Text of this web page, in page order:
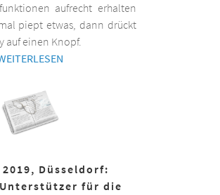
aufrecht erhalten
piept etwas, dann drückt
auf einen Knopf.
Düsseldorf:
für die